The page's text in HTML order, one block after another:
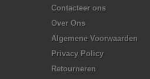
Contacteer ons
Over Ons
Algemene Voorwaarden
Privacy Policy
Retourneren